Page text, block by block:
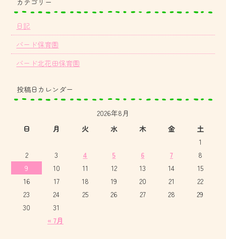
日記
バード保育園
バード北花田保育園
投稿日カレンダー
2026年8月
日
月 火 水 木 金 土
« 7月
1
2
3 4 5 6 7
8
9
10 11 12 13 14
15
16
17 18 19 20 21
22
23
24 25 26 27 28
29
30
31